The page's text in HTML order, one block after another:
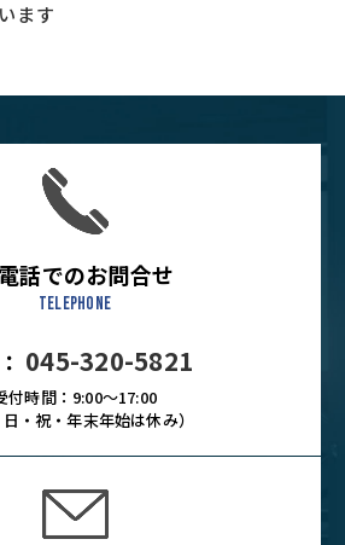
ます
話でのお問合せ
TELEPHONE
045-320-5821
付時間：9:00～17:00
日・祝・年末年始は休み）